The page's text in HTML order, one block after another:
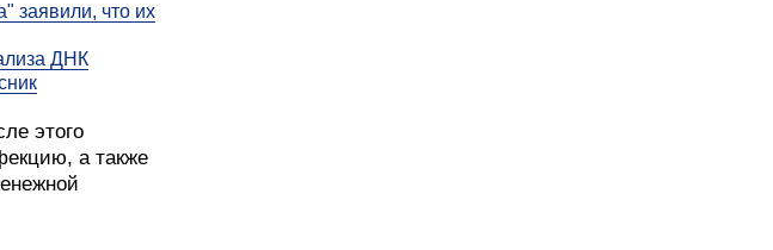
заявили, что их
ДНК
этого
а также